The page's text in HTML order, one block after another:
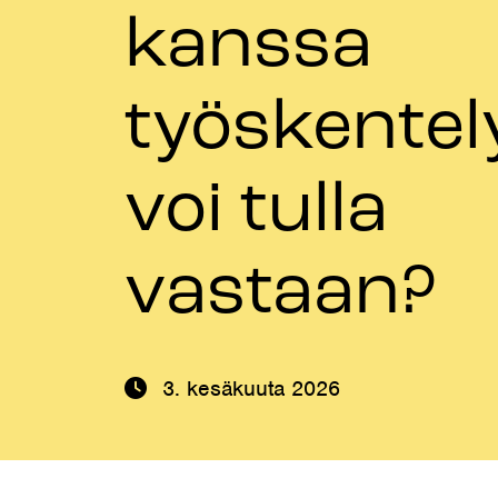
kanssa
voi tulla
vastaan?
3. kesäkuuta 2026